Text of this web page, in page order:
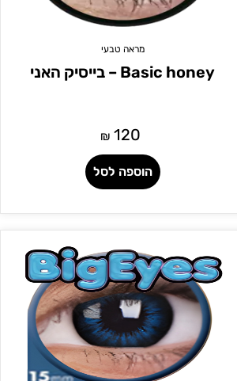
מראה טבעי
Basic honey – בייסיק האני
120
₪
הוספה לסל